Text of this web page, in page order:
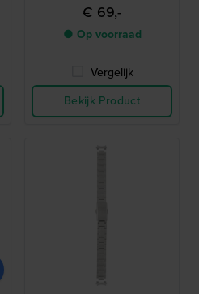
€ 69,-
● Op voorraad
Vergelijk
Bekijk Product